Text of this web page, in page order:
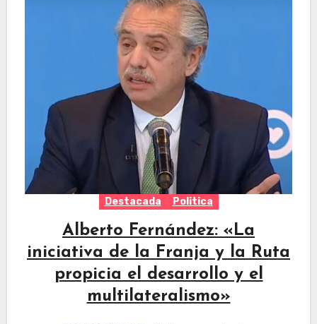
Destacada Politica
Alberto Fernández: «La
iniciativa de la Franja y la Ruta
propicia el desarrollo y el
multilateralismo»